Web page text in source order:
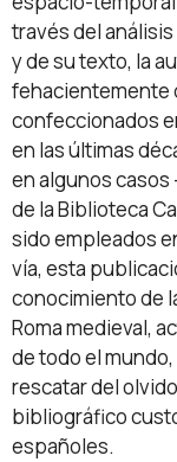
través del
y de su texto, la
fehacientemente
confeccionados
en las últimas
en algunos
de la Biblioteca
sido empleados
vía, esta
conocimiento de
Roma medieval,
de todo el
rescatar del
bibliográfico
españoles.